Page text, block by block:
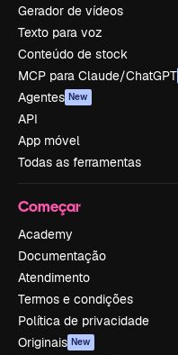
Gerador de vídeos
Texto para voz
Conteúdo de stock
MCP para Claude/ChatGPT
Agentes New
API
App móvel
Todas as ferramentas
Começar
Academy
Documentação
Atendimento
Termos e condições
Política de privacidade
Originais New